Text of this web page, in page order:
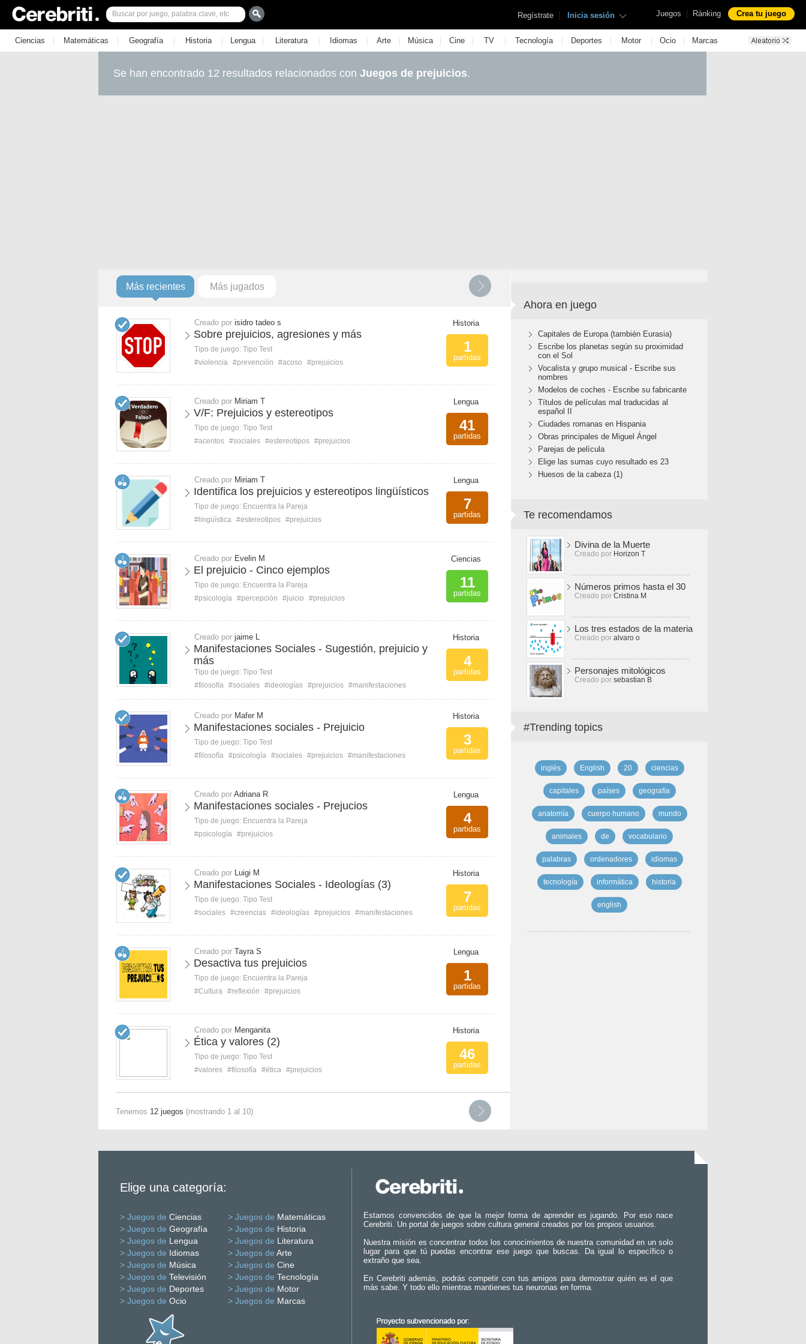
Juegos | Ránking Crea tu juego
Regístrate | Inicia sesión
Ciencias | Matemáticas | Geografía | Historia | Lengua | Literatura | Idiomas | Arte | Música | Cine | TV | Tecnología | Deportes | Motor | Ocio | Marcas
Se han encontrado 12 resultados relacionados con Juegos de prejuicios.
Más recientes Más jugados
Creado por isidro tadeo s
Sobre prejuicios, agresiones y más
Tipo de juego: Tipo Test
#violencia #prevención #acoso #prejuicios
Historia
1
partidas
Creado por Miriam T
V/F: Prejuicios y estereotipos
Tipo de juego: Tipo Test
#acentos #sociales #estereotipos #prejuicios
Lengua
41
partidas
Creado por Miriam T
Identifica los prejuicios y estereotipos lingüísticos
Tipo de juego: Encuentra la Pareja
#lingüística #estereotipos #prejuicios
Lengua
7
partidas
Creado por Evelin M
El prejuicio - Cinco ejemplos
Tipo de juego: Encuentra la Pareja
#psicología #percepción #juicio #prejuicios
Ciencias
11
partidas
Creado por jaime L
Manifestaciones Sociales - Sugestión, prejuicio y
más
Tipo de juego: Tipo Test
#filosofía #sociales #ideologías #prejuicios #manifestaciones
Historia
4
partidas
Creado por Mafer M
Manifestaciones sociales - Prejuicio
Tipo de juego: Tipo Test
#filosofía #psicología #sociales #prejuicios #manifestaciones
Historia
3
partidas
Creado por Adriana R
Manifestaciones sociales - Prejucios
Tipo de juego: Encuentra la Pareja
#psicología #prejuicios
Lengua
4
partidas
Creado por Luigi M
Manifestaciones Sociales - Ideologías (3)
Tipo de juego: Tipo Test
#sociales #creencias #ideologías #prejuicios #manifestaciones
Historia
7
partidas
Creado por Tayra S
Desactiva tus prejuicios
Tipo de juego: Encuentra la Pareja
#Cultura #reflexión #prejuicios
Lengua
1
partidas
Creado por Menganita
Ética y valores (2)
Tipo de juego: Tipo Test
#valores #filosofía #ética #prejuicios
Historia
46
partidas
Tenemos 12 juegos (mostrando 1 al 10)
Ahora en juego
Capitales de Europa (también Eurasia)
Escribe los planetas según su proximidad
con el Sol
Vocalista y grupo musical - Escribe sus
nombres
Modelos de coches - Escribe su fabricante
Títulos de películas mal traducidas al
español II
Ciudades romanas en Hispania
Obras principales de Miguel Ángel
Parejas de película
Elige las sumas cuyo resultado es 23
Huesos de la cabeza (1)
Te recomendamos
Divina de la Muerte
Creado por Horizon T
Números primos hasta el 30
Creado por Cristina M
Los tres estados de la materia
Creado por alvaro o
Personajes mitológicos
Creado por sebastian B
#Trending topics
inglés English 20 ciencias
capitales países geografía
anatomía cuerpo humano mundo
animales de vocabulario
palabras ordenadores idiomas
tecnología informática historia
english
Elige una categoría:
> Juegos de Ciencias > Juegos de Matemáticas
> Juegos de Geografía > Juegos de Historia
> Juegos de Lengua > Juegos de Literatura
> Juegos de Idiomas > Juegos de Arte
> Juegos de Música > Juegos de Cine
> Juegos de Televisión > Juegos de Tecnología
> Juegos de Deportes > Juegos de Motor
> Juegos de Ocio > Juegos de Marcas
Estamos convencidos de que la mejor forma de aprender es jugando. Por eso nace
Cerebriti. Un portal de juegos sobre cultura general creados por los propios usuarios.
Nuestra misión es concentrar todos los conocimientos de nuestra comunidad en un solo
lugar para que tú puedas encontrar ese juego que buscas. Da igual lo específico o
extraño que sea.
En Cerebriti además, podrás competir con tus amigos para demostrar quién es el que
más sabe. Y todo ello mientras mantienes tus neuronas en forma.